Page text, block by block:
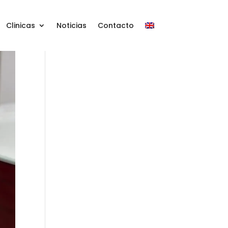
Clinicas Noticias Contacto